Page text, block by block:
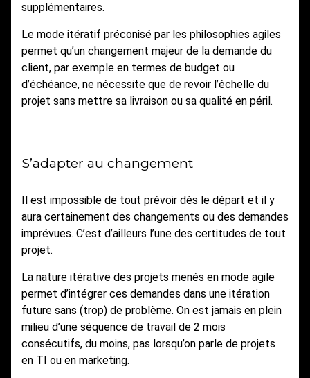
supplémentaires.
Le mode itératif préconisé par les philosophies agiles
permet qu’un changement majeur de la demande du
client, par exemple en termes de budget ou
d’échéance, ne nécessite que de revoir l’échelle du
projet sans mettre sa livraison ou sa qualité en péril.
S’adapter au changement
Il est impossible de tout prévoir dès le départ et il y
aura certainement des changements ou des demandes
imprévues. C’est d’ailleurs l’une des certitudes de tout
projet.
La nature itérative des projets menés en mode agile
permet d’intégrer ces demandes dans une itération
future sans (trop) de problème. On est jamais en plein
milieu d’une séquence de travail de 2 mois
consécutifs, du moins, pas lorsqu’on parle de projets
en TI ou en marketing.